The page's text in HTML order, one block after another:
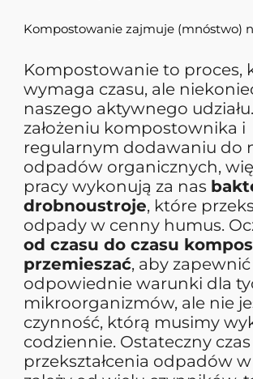
Kompostowanie zajmuje (mnóstwo)
Kompostowanie to proces,
wymaga czasu, ale
naszego aktywnego
założeniu kompostownika i
regularnym dodawaniu do
odpadów organicznych,
pracy wykonują za nas
drobnoustroje, które
odpady w cenny humus.
od czasu do czasu
przemieszać, aby zapewnić
odpowiednie warunki dla
mikroorganizmów, ale nie
czynność, którą musimy
codziennie. Ostateczny czas
przekształcenia odpadów